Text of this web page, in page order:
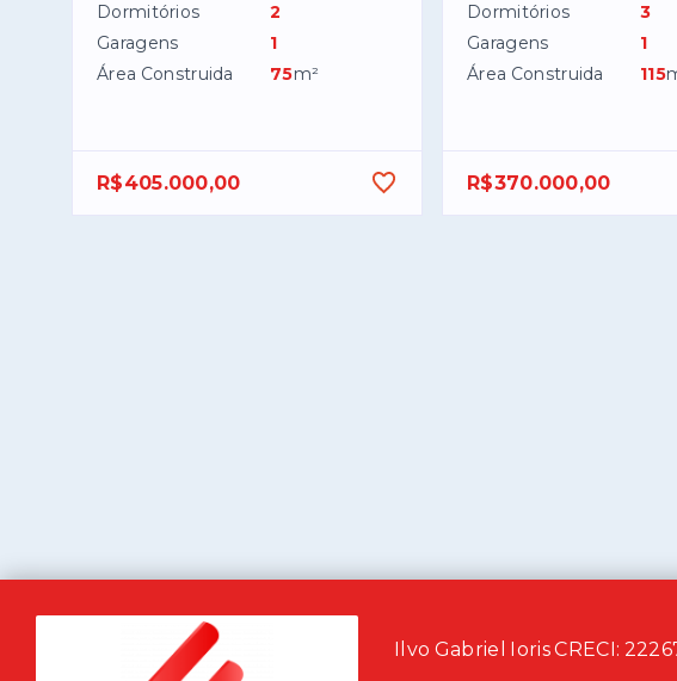
Dormitórios
2
Garagens
1
Área Construida
75m²
R$405.000,00
Dormitórios
3
Garagens
1
Área Construida
115
R$370.000,00
Ilvo Gabriel Ioris CRECI: